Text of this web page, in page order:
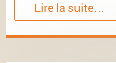
Lire la suite…